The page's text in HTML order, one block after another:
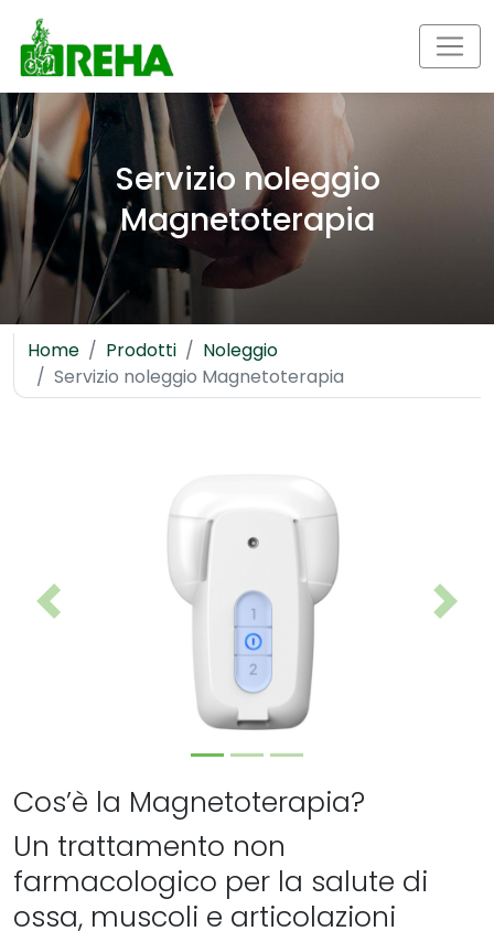
Servizio noleggio
Magnetoterapia
Home Prodotti
Noleggio
Servizio noleggio Magnetoterapia
Previous Next
Cos’è la Magnetoterapia?
Un trattamento non
farmacologico per la salute di
ossa, muscoli e articolazioni